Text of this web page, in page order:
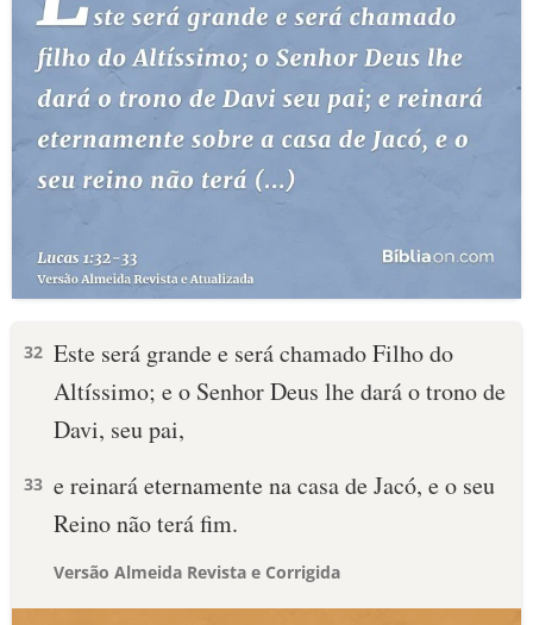
32 Este será grande e será chamado Filho do
Altíssimo; e o Senhor Deus lhe dará o trono de
Davi, seu pai,
33 e reinará eternamente na casa de Jacó, e o seu
Reino não terá fim.
Versão Almeida Revista e Corrigida